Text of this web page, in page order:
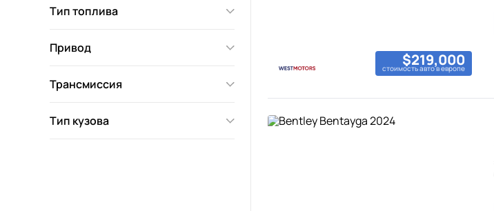
Тип топлива
Привод
Трансмиссия
Тип кузова
$219,000
стоимость авто в европе